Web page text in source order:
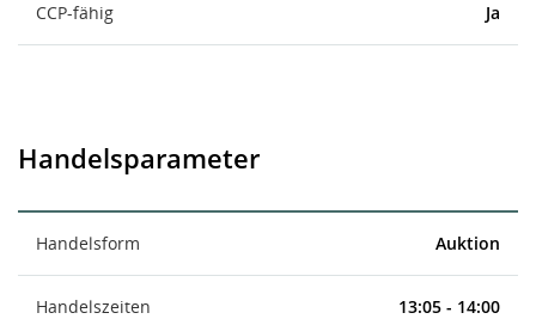
CCP-fähig Ja
Handelsparameter
Handelsform Auktion
Handelszeiten 13:05 - 14:00